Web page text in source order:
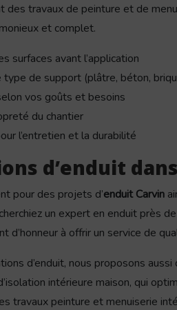
des travaux de peinture et de
et complet.
surfaces avant l’application
type de support (plâtre, béton,
vos goûts et besoins
du chantier
l’entretien et la durabilité
d’enduit
pour des projets d’enduit Carvin
un expert en enduit près
d’honneur à offrir un service de
d’enduit, nous proposons
intérieure maison, qui
travaux peinture et menuiserie